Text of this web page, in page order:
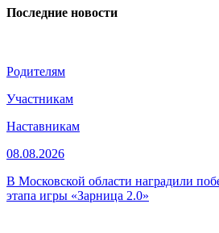
Последние новости
Родителям
Участникам
Наставникам
08.08.2026
В Московской области наградили
этапа игры «Зарница 2.0»